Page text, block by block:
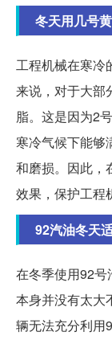
冬天用几号
工程机械在寒冷
来说，对于大部
脂。这是因为2
寒冷气候下能够
和磨损。因此，
效果，保护工程
92汽油冬天
在冬季使用92
本身并没有太大
辆无法充分利用